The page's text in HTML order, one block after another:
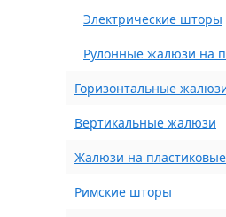
Электрические шторы
Рулонные жалюзи на
Горизонтальные
Вертикальные жалюзи
Жалюзи на
Римские шторы